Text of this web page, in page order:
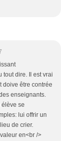
tout dire. Il est vrai
doive être contrée
enseignants.
se
lui offrir un
de crier.
en<br />